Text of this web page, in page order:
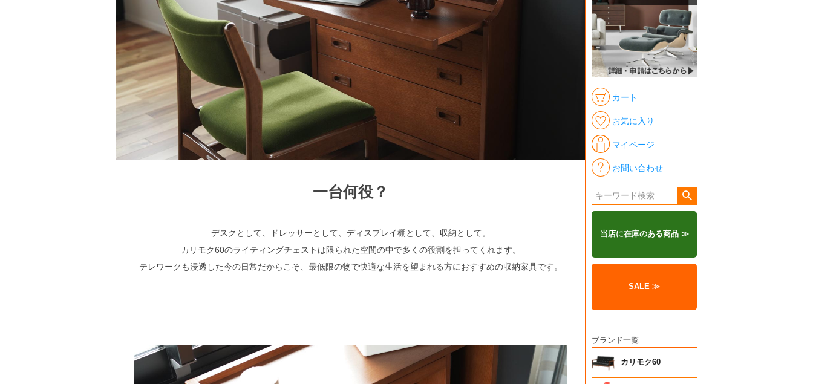
一台何役？
デスクとして、ドレッサーとして、ディスプレイ棚として、収納として。
カリモク60のライティングチェストは限られた空間の中で多くの役割を担ってくれます。
テレワークも浸透した今の日常だからこそ、最低限の物で快適な生活を望まれる方におすすめの収納家具です。
カート
お気に入り
マイページ
お問い合わせ
検索
当店に在庫のある商品 ≫
SALE ≫
ブランド一覧
カリモク60